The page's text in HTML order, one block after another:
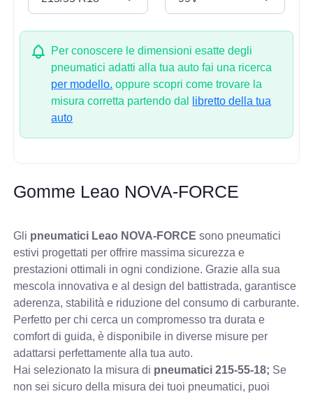
Per conoscere le dimensioni esatte degli
pneumatici adatti alla tua auto fai una ricerca
per modello. oppure scopri come trovare la
misura corretta partendo dal
libretto della tua
auto
Gomme Leao NOVA-FORCE
Gli pneumatici Leao NOVA-FORCE sono pneumatici
estivi progettati per offrire massima sicurezza e
prestazioni ottimali in ogni condizione. Grazie alla sua
mescola innovativa e al design del battistrada, garantisce
aderenza, stabilità e riduzione del consumo di carburante.
Perfetto per chi cerca un compromesso tra durata e
comfort di guida, è disponibile in diverse misure per
adattarsi perfettamente alla tua auto.
Hai selezionato la misura di pneumatici215-55-18; Se
non sei sicuro della misura dei tuoi pneumatici, puoi